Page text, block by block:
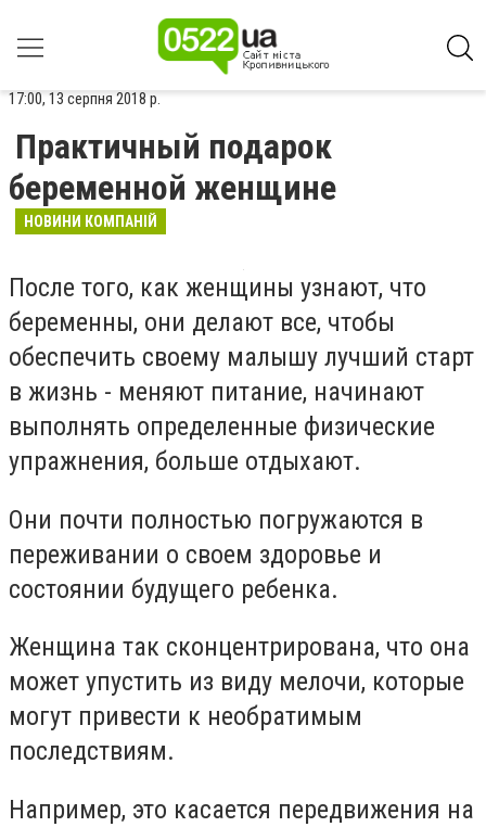
17:00, 13 серпня 2018 р.
Практичный подарок
беременной женщине
НОВИНИ КОМПАНІЙ
После того, как женщины узнают, что
беременны, они делают все, чтобы
обеспечить своему малышу лучший старт
в жизнь - меняют питание, начинают
выполнять определенные физические
упражнения, больше отдыхают.
Они почти полностью погружаются в
переживании о своем здоровье и
состоянии будущего ребенка.
Женщина так сконцентрирована, что она
может упустить из виду мелочи, которые
могут привести к необратимым
последствиям.
Например, это касается передвижения на